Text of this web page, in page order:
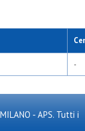
-
- APS. Tutti i